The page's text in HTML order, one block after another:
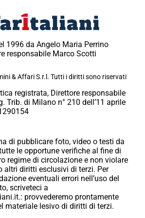
1996 da Angelo Maria Perrino
responsabile Marco Scotti
& Affari S.r.l. Tutti i diritti sono riservati
registrata, Direttore responsabile
Trib. di Milano n° 210 dell’11 aprile
di pubblicare foto, video o testi da
le opportune verifiche al fine di
regime di circolazione e non violare
altri diritti esclusivi di terzi. Per
eventuali errori nell’uso del
scriveteci a
provvederemo prontamente
materiale lesivo di diritti di terzi.